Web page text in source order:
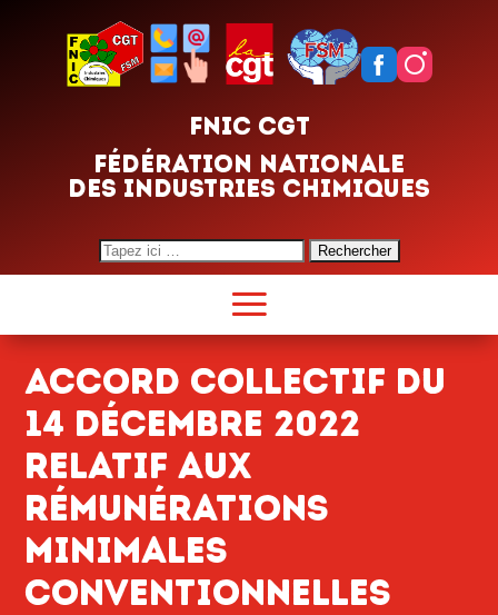
FNIC CGT
FÉDÉRATION NATIONALE
DES INDUSTRIES CHIMIQUES
Search
for:
Accord collectif du
14 décembre 2022
relatif aux
rémunérations
minimales
conventionnelles